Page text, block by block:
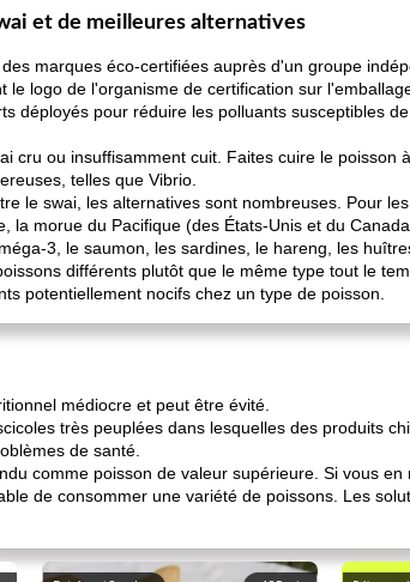
et de meilleures alternatives
marques éco-certifiées auprès d'un groupe
le logo de l'organisme de certification sur
déployés pour réduire les polluants susceptibles
cru ou insuffisamment cuit. Faites cuire le
telles que Vibrio.
le swai, les alternatives sont nombreuses. Pour
la morue du Pacifique (des États-Unis et du
3, le saumon, les sardines, le hareng, les
différents plutôt que le même type tout le
potentiellement nocifs chez un type de poisson.
médiocre et peut être évité.
très peuplées dans lesquelles des produits
de santé.
comme poisson de valeur supérieure. Si vous
de consommer une variété de poissons. Les